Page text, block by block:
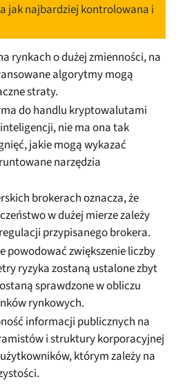
jak najbardziej kontrolowana i
rynkach o dużej zmienności, na
algorytmy mogą
straty.
do handlu kryptowalutami
nie ma ona tak
jakie mogą wykazać
narzędzia
brokerach oznacza, że
w dużej mierze zależy
przypisanego brokera.
powodować zwiększenie liczby
ryzyka zostaną ustalone zbyt
sprawdzone w obliczu
rynkowych.
informacji publicznych na
i struktury korporacyjnej
którym zależy na